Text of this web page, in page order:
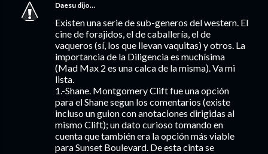
Daesu dijo…
Existen una serie de sub-generos del western. El
cine de forajidos, el de caballería, el de
vaqueros (sí, los que llevan vaquitas) y otros. La
importancia de la Diligencia es muchísima
(Mad Max 2 es una calca de la misma). Va mi
lista.
1.-Shane. Montgomery Clift fue una opción
para el Shane segun los comentarios (existe
incluso un guion con anotaciones dirigidas al
mismo Clift); un dato curioso tomando en
cuenta que también era la opción más viable
para Sunset Boulevard. De esta cinta se